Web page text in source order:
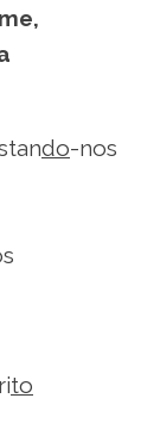
do-nos
to